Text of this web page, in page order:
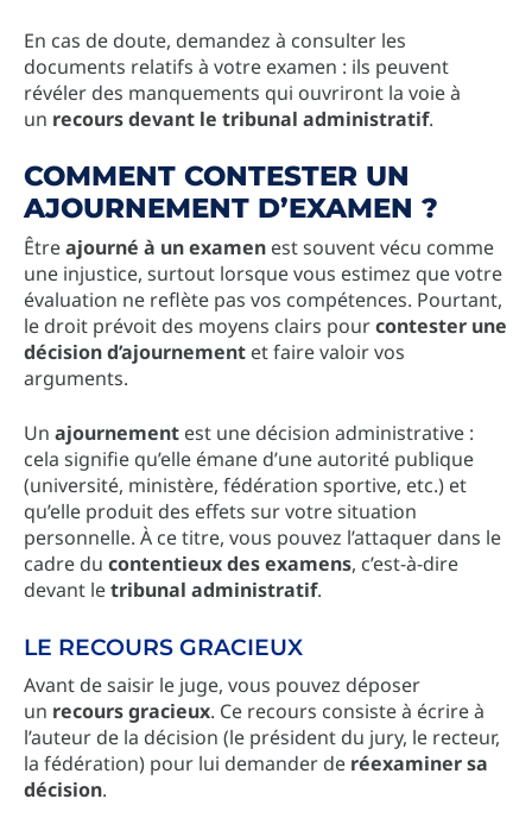
En cas de doute, demandez à consulter les
documents relatifs à votre examen : ils peuvent
révéler des manquements qui ouvriront la voie à
un recours devant le tribunal administratif.
COMMENT CONTESTER UN
AJOURNEMENT D’EXAMEN ?
Êtreajourné à un examen est souvent vécu comme
une injustice, surtout lorsque vous estimez que votre
évaluation ne reflète pas vos compétences. Pourtant,
le droit prévoit des moyens clairs pourcontester une
décision d’ajournement et faire valoir vos
arguments.
Un ajournement est une décision administrative :
cela signifie qu’elle émane d’une autorité publique
(université, ministère, fédération sportive, etc.) et
qu’elle produit des effets sur votre situation
personnelle. À ce titre, vous pouvez l’attaquer dans le
cadre du contentieux des examens, c’est-à-dire
devant letribunal administratif.
LE RECOURS GRACIEUX
Avant de saisir le juge, vous pouvez déposer
un recours gracieux. Ce recours consiste à écrire à
l’auteur de la décision (le président du jury, le recteur,
la fédération) pour lui demander de réexaminer sa
décision.